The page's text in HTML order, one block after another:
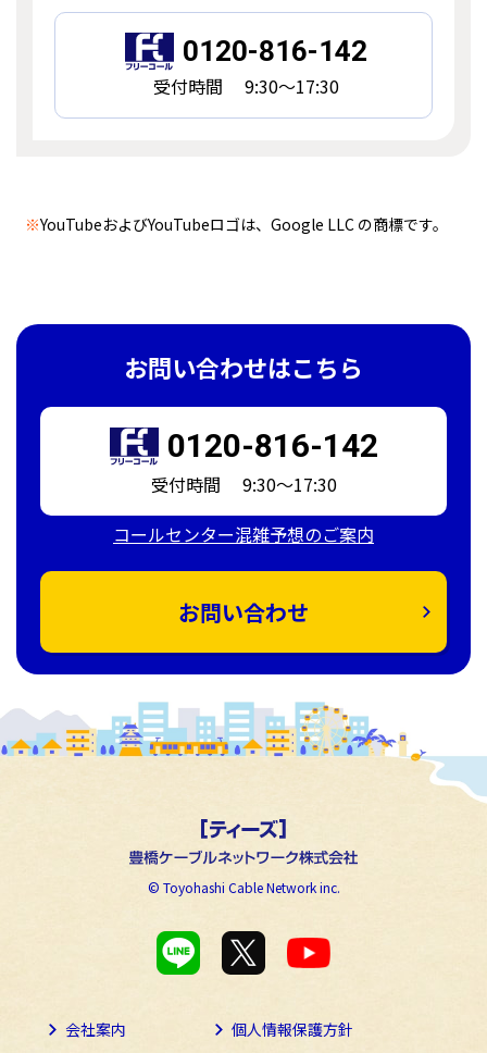
0120-816-142
受付時間 9:30～17:30
※YouTubeおよびYouTubeロゴは、Google LLC の商標です。
お問い合わせはこちら
0120-816-142
受付時間 9:30～17:30
コールセンター混雑予想のご案内
お問い合わせ
© Toyohashi Cable Network inc.
会社案内 個人情報保護方針